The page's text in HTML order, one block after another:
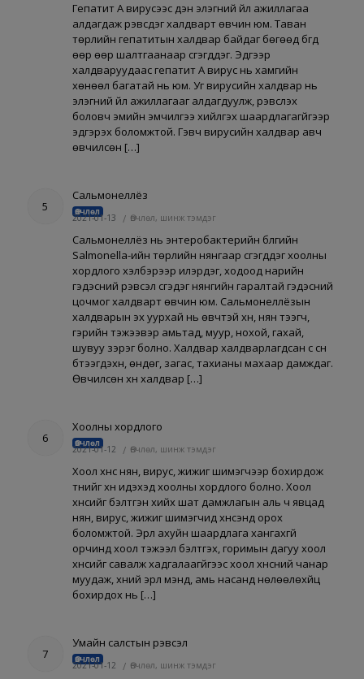
Гепатит А вирусээс үүдэн элэгний үйл ажиллагаа
алдагдаж үрэвсдэг халдварт өвчин юм. Таван
төрлийн гепатитын халдвар байдаг бөгөөд бүгд
өөр өөр шалтгаанаар үүсгэгддэг. Эдгээр
халдваруудаас гепатит А вирус нь хамгийн
хөнөөл багатай нь юм. Уг вирусийн халдвар нь
элэгний үйл ажиллагааг алдагдуулж, үрэвсүүлэх
боловч эмийн эмчилгээ хийлгэх шаардлагагүйгээр
эдгэрэх боломжтой. Гэвч вирусийн халдвар авч
өвчилсөн […]
5
Сальмонеллёз
Өвчлөл
2021-01-13 / Өвчлөл, шинж тэмдэг
Сальмонеллёз нь энтеробактерийн бүлгийн
Salmonella-ийн төрлийн нянгаар үүсгэгддэг хоолны
хордлого хэлбэрээр илэрдэг, ходоод нарийн
гэдэсний үрэвсэл үүсгэдэг нянгийн гаралтай гэдэсний
цочмог халдварт өвчин юм. Сальмонеллёзын
халдварын эх уурхай нь өвчтэй хүн, нян тээгч,
гэрийн тэжээвэр амьтад, муур, нохой, гахай,
шувуу зэрэг болно. Халдвар халдварлагдсан сүү сүүн
бүтээгдэхүүн, өндөг, загас, тахианы махаар дамждаг.
Өвчилсөн хүн халдвар […]
6
Хоолны хордлого
Өвчлөл
2021-01-12 / Өвчлөл, шинж тэмдэг
Хоол хүнс нян, вирус, жижиг шимэгчээр бохирдож
түүнийг хүн идэхэд хоолны хордлого болно. Хоол
хүнсийг бэлтгэн хийх шат дамжлагын аль ч явцад
нян, вирус, жижиг шимэгчид хүнсэнд орох
боломжтой. Эрүүл ахуйн шаардлага хангахгүй
орчинд хоол тэжээл бэлтгэх, горимын дагуу хоол
хүнсийг савалж хадгалаагүйгээс хоол хүнсний чанар
муудаж, хүний эрүүл мэнд, амь насанд нөлөөлөхүйц
бохирдох нь […]
7
Умайн салстын үрэвсэл
Өвчлөл
2021-01-12 / Өвчлөл, шинж тэмдэг